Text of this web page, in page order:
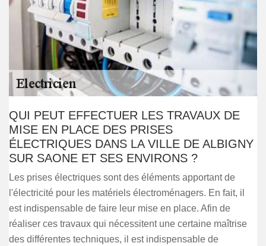
QUI PEUT EFFECTUER LES TRAVAUX DE
MISE EN PLACE DES PRISES
ÉLECTRIQUES DANS LA VILLE DE ALBIGNY
SUR SAONE ET SES ENVIRONS ?
Les prises électriques sont des éléments apportant de
l'électricité pour les matériels électroménagers. En fait, il
est indispensable de faire leur mise en place. Afin de
réaliser ces travaux qui nécessitent une certaine maîtrise
des différentes techniques, il est indispensable de